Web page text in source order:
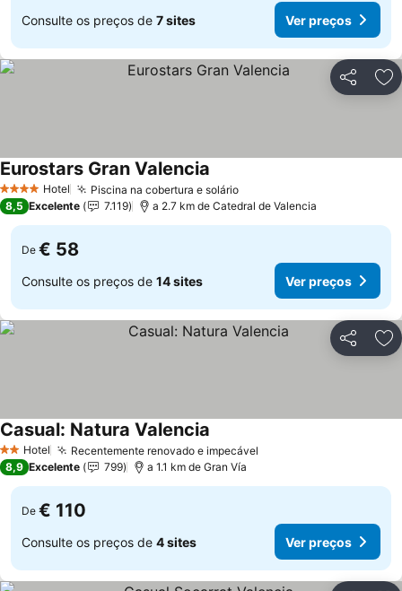
Consulte os preços de 7 sites Ver preços
Partilhar
4 EstrelasHotel Piscina na cobertura e solário
Eurostars Gran Valencia
8,5 Excelente 7.119 a 2.7 km de Catedral de Valencia
De € 58
Consulte os preços de 14 sites Ver preços
Partilhar
2 Estrelas
Hotel Recentemente renovado e impecável
Casual: Natura Valencia
8,9 Excelente 799 a 1.1 km de Gran Vía
De € 110
Consulte os preços de 4 sites Ver preços